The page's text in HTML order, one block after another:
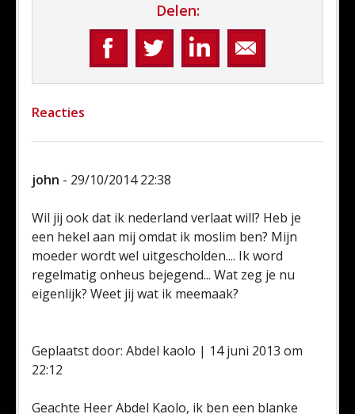
Delen:
Reacties
john - 29/10/2014 22:38
Wil jij ook dat ik nederland verlaat will? Heb je
een hekel aan mij omdat ik moslim ben? Mijn
moeder wordt wel uitgescholden.... Ik word
regelmatig onheus bejegend... Wat zeg je nu
eigenlijk? Weet jij wat ik meemaak?
Geplaatst door: Abdel kaolo | 14 juni 2013 om
22:12
Geachte Heer Abdel Kaolo, ik ben een blanke